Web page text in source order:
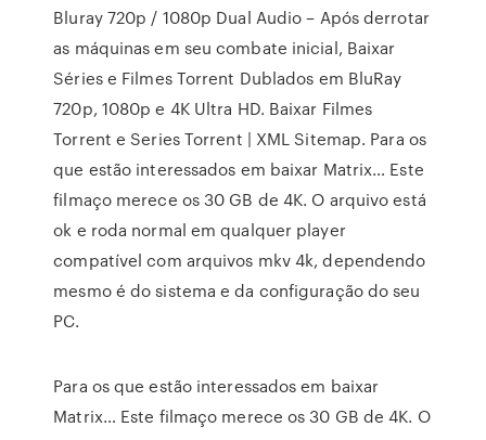
Bluray 720p / 1080p Dual Audio – Após derrotar
as máquinas em seu combate inicial, Baixar
Séries e Filmes Torrent Dublados em BluRay
720p, 1080p e 4K Ultra HD. Baixar Filmes
Torrent e Series Torrent | XML Sitemap. Para os
que estão interessados em baixar Matrix… Este
filmaço merece os 30 GB de 4K. O arquivo está
ok e roda normal em qualquer player
compatível com arquivos mkv 4k, dependendo
mesmo é do sistema e da configuração do seu
PC.
Para os que estão interessados em baixar
Matrix… Este filmaço merece os 30 GB de 4K. O